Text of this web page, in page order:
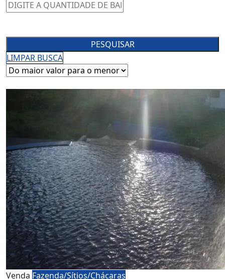
PESQUISAR
LIMPAR BUSCA
Venda Fazenda/Sítios/Chácaras